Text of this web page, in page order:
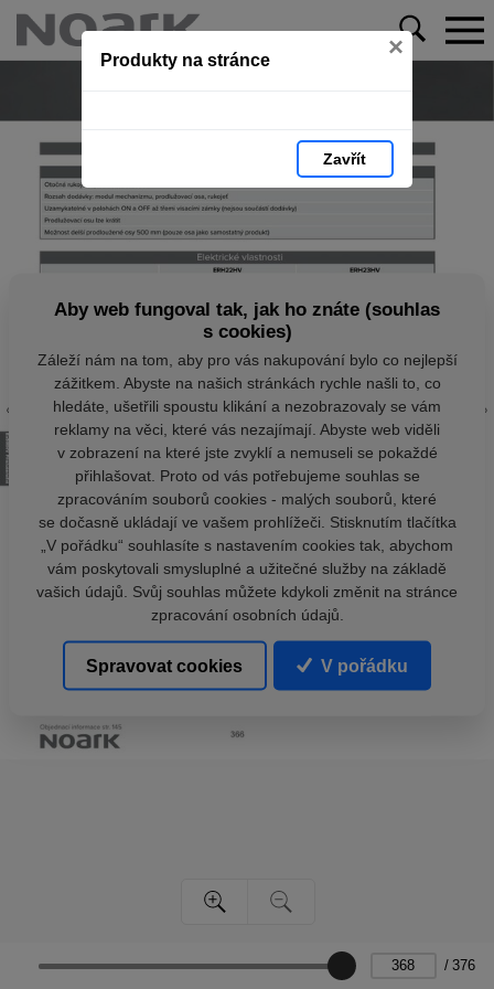
Produkty na stránce ×
Zavřít
/ 376
Aby web fungoval tak, jak ho znáte (souhlas
s cookies)
Záleží nám na tom, aby pro vás nakupování bylo co nejlepší
zážitkem. Abyste na našich stránkách rychle našli to, co
hledáte, ušetřili spoustu klikání a nezobrazovaly se vám
reklamy na věci, které vás nezajímají. Abyste web viděli
v zobrazení na které jste zvyklí a nemuseli se pokaždé
přihlašovat. Proto od vás potřebujeme souhlas se
zpracováním souborů cookies - malých souborů, které
se dočasně ukládají ve vašem prohlížeči. Stisknutím tlačítka
„V pořádku“ souhlasíte s nastavením cookies tak, abychom
vám poskytovali smysluplné a užitečné služby na základě
vašich údajů. Svůj souhlas můžete kdykoli změnit na stránce
zpracování osobních údajů.
Spravovat cookies V pořádku